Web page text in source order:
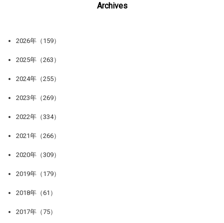
Archives
2026年（159）
2025年（263）
2024年（255）
2023年（269）
2022年（334）
2021年（266）
2020年（309）
2019年（179）
2018年（61）
2017年（75）